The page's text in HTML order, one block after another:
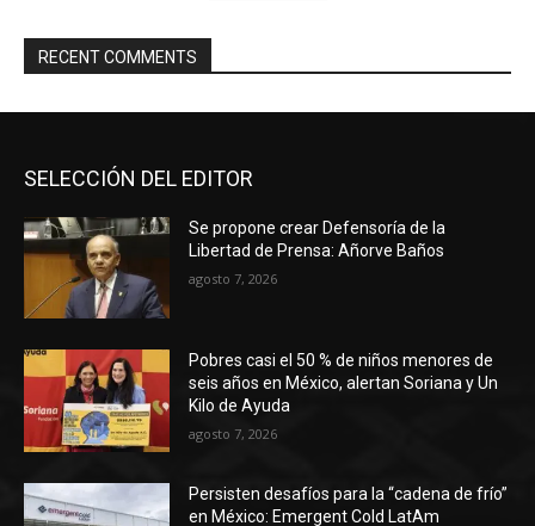
RECENT COMMENTS
SELECCIÓN DEL EDITOR
Se propone crear Defensoría de la
Libertad de Prensa: Añorve Baños
agosto 7, 2026
Pobres casi el 50 % de niños menores de
seis años en México, alertan Soriana y Un
Kilo de Ayuda
agosto 7, 2026
Persisten desafíos para la “cadena de frío”
en México: Emergent Cold LatAm